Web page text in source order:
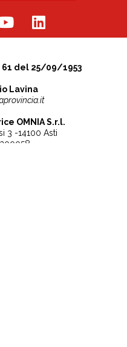
61 del 25/09/1953
Lavina
OMNIA S.r.l.
3 -14100 Asti